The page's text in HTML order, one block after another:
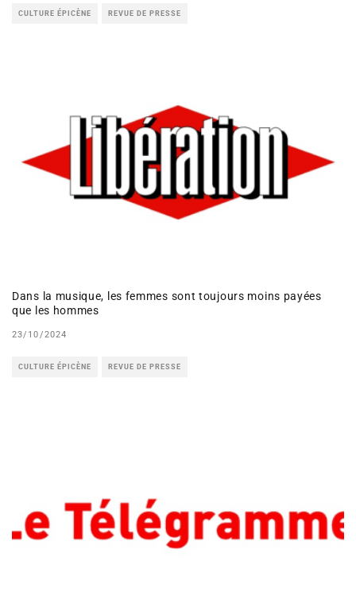
CULTURE ÉPICÈNE REVUE DE PRESSE
Dans la musique, les femmes sont toujours moins payées
que les hommes
23/10/2024
CULTURE ÉPICÈNE REVUE DE PRESSE